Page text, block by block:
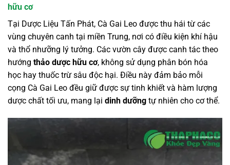
hữu cơ
Tại Dược Liệu Tấn Phát, Cà Gai Leo được thu hái từ các
vùng chuyên canh tại miền Trung, nơi có điều kiện khí hậu
và thổ nhưỡng lý tưởng. Các vườn cây được canh tác theo
hướng thảo dược hữu cơ, không sử dụng phân bón hóa
học hay thuốc trừ sâu độc hại. Điều này đảm bảo mỗi
cọng Cà Gai Leo đều giữ được sự tinh khiết và hàm lượng
dược chất tối ưu, mang lại dinh dưỡng tự nhiên cho cơ thể.